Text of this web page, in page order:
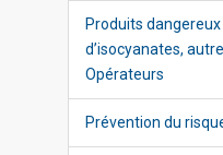
Produits
d’isocyanates,
Opérateurs
Prévention du